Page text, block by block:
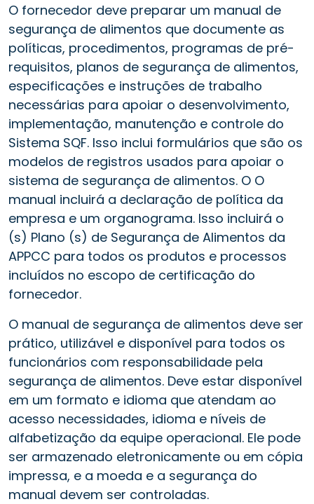
O fornecedor deve preparar um manual de
segurança de alimentos que documente as
políticas, procedimentos, programas de pré-
requisitos, planos de segurança de alimentos,
especificações e instruções de trabalho
necessárias para apoiar o desenvolvimento,
implementação, manutenção e controle do
Sistema SQF. Isso inclui formulários que são os
modelos de registros usados para apoiar o
sistema de segurança de alimentos. O O
manual incluirá a declaração de política da
empresa e um organograma. Isso incluirá o
(s) Plano (s) de Segurança de Alimentos da
APPCC para todos os produtos e processos
incluídos no escopo de certificação do
fornecedor.
O manual de segurança de alimentos deve ser
prático, utilizável e disponível para todos os
funcionários com responsabilidade pela
segurança de alimentos. Deve estar disponível
em um formato e idioma que atendam ao
acesso necessidades, idioma e níveis de
alfabetização da equipe operacional. Ele pode
ser armazenado eletronicamente ou em cópia
impressa, e a moeda e a segurança do
manual devem ser controladas.